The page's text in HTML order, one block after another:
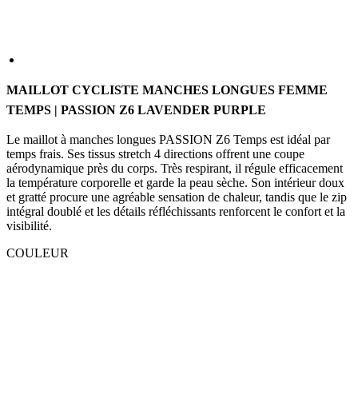
MAILLOT CYCLISTE MANCHES LONGUES FEMME
TEMPS | PASSION Z6 LAVENDER PURPLE
Le maillot à manches longues PASSION Z6 Temps est idéal par
temps frais. Ses tissus stretch 4 directions offrent une coupe
aérodynamique près du corps. Très respirant, il régule efficacement
la température corporelle et garde la peau sèche. Son intérieur doux
et gratté procure une agréable sensation de chaleur, tandis que le zip
intégral doublé et les détails réfléchissants renforcent le confort et la
visibilité.
COULEUR